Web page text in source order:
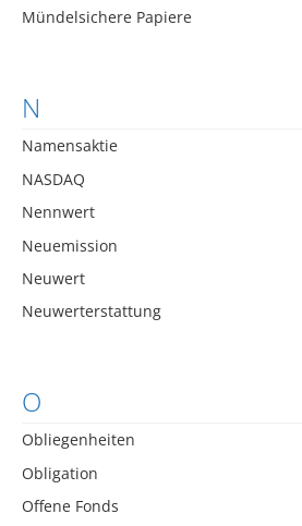
Mündelsichere Papiere
N
Namensaktie
NASDAQ
Nennwert
Neuemission
Neuwert
Neuwerterstattung
O
Obliegenheiten
Obligation
Offene Fonds